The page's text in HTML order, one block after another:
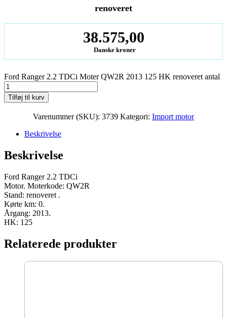
renoveret
38.575,00
Danske kroner
Ford Ranger 2.2 TDCi Moter QW2R 2013 125 HK renoveret antal
Tilføj til kurv
Varenummer (SKU): 3739 Kategori: Import motor
Beskrivelse
Beskrivelse
Ford Ranger 2.2 TDCi
Motor. Moterkode: QW2R
Stand: renoveret .
Kørte km: 0.
Årgang: 2013.
HK: 125
Relaterede produkter